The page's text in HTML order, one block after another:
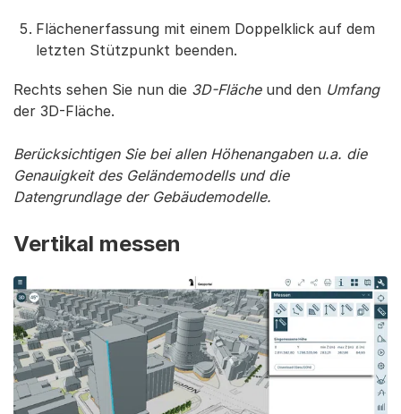
Flächenerfassung mit einem Doppelklick auf dem
letzten Stützpunkt beenden.
Rechts sehen Sie nun die 3D-Flächeund den Umfang
der 3D-Fläche.
Berücksichtigen Sie bei allen Höhenangaben u.a. die
Genauigkeit des Geländemodells und die
Datengrundlage der Gebäudemodelle.
Vertikal messen